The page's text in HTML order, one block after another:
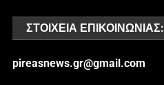
ΣΤΟΙΧΕΊΑ ΕΠΙΚΟΙΝΩΝΊΑΣ:
pireasnews.gr@gmail.com